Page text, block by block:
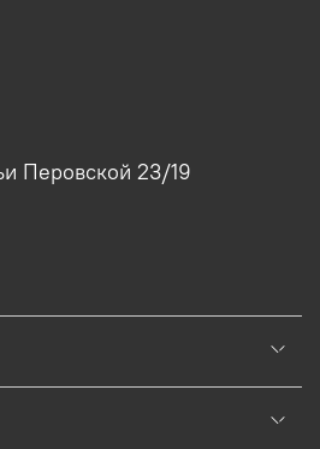
Перовской 23/19